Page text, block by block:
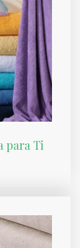
para Ti